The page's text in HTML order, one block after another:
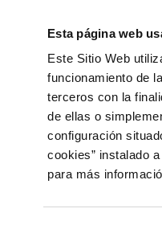
Esta página web
Este Sitio Web
funcionamiento de
terceros con la
de ellas o
configuración
cookies” instalado
para más
PROTECCION DE